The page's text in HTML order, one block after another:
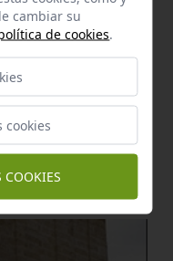
cambiar su
de cookies.
cookies
COOKIES